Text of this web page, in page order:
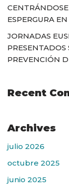
ESPERGURA
JORNADAS
PREVENCIÓN
Recent
Archives
julio 2026
octubre 2025
junio 2025